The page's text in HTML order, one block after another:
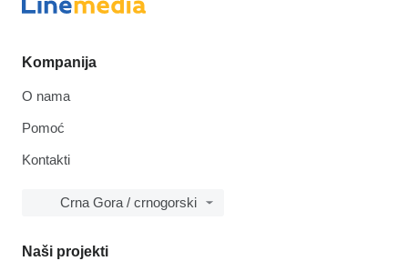
Kompanija
O nama
Pomoć
Kontakti
Crna Gora / crnogorski
Naši projekti